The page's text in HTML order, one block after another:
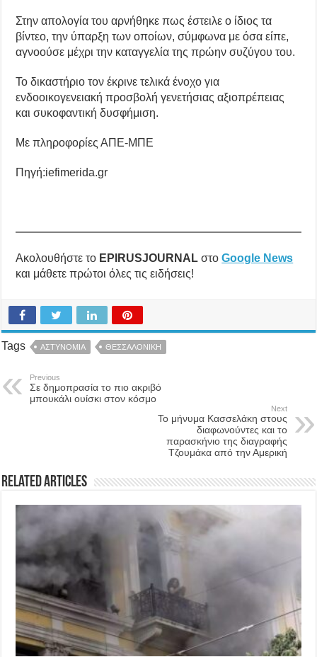
Στην απολογία του αρνήθηκε πως έστειλε ο ίδιος τα
βίντεο, την ύπαρξη των οποίων, σύμφωνα με όσα είπε,
αγνοούσε μέχρι την καταγγελία της πρώην συζύγου του.
Το δικαστήριο τον έκρινε τελικά ένοχο για
ενδοοικογενειακή προσβολή γενετήσιας αξιοπρέπειας
και συκοφαντική δυσφήμιση.
Με πληροφορίες ΑΠΕ-ΜΠΕ
Πηγή:iefimerida.gr
Ακολουθήστε το EPIRUSJOURNAL στοGoogle News
και μάθετε πρώτοι όλες τις ειδήσεις!
Tags ΑΣΤΥΝΟΜΙΑ ΘΕΣΣΑΛΟΝΙΚΗ
Previous
Σε δημοπρασία το πιο ακριβό
μπουκάλι ουίσκι στον κόσμο
Next
Το μήνυμα Κασσελάκη στους
διαφωνούντες και το
παρασκήνιο της διαγραφής
Τζουμάκα από την Αμερική
Related Articles